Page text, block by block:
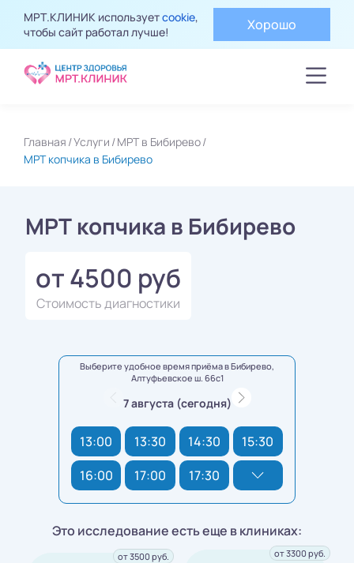
МРТ.КЛИНИК используетcookie,
чтобы сайт работал лучше!
Хорошо
Главная Услуги МРТ в Бибирево
МРТ копчика в Бибирево
МРТ копчика в Бибирево
от 4500 руб
Стоимость диагностики
Выберите удобное время приёма в Бибирево,
Алтуфьевское ш. 66с1
7 августа (сегодня)
13:00 13:30 14:30
15:30
16:00
17:00 17:30
Это исследование есть еще в клиниках:
от 3500 руб. от 3300 руб.